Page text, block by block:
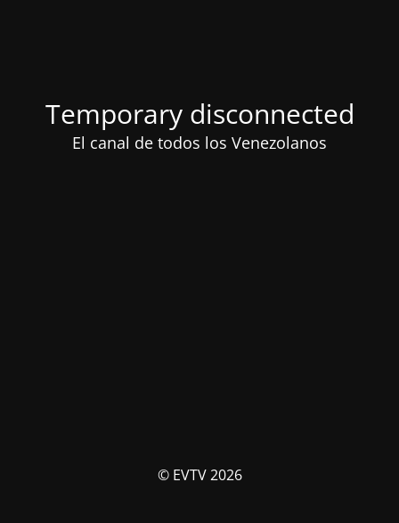
Temporary disconnected
El canal de todos los Venezolanos
© EVTV 2026